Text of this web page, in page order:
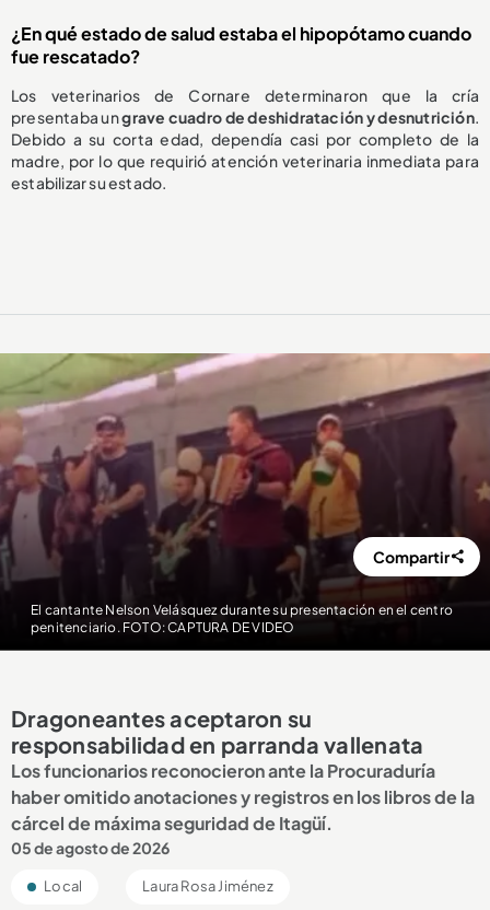
¿En qué estado de salud estaba el hipopótamo cuando
fue rescatado?
Los veterinarios de Cornare determinaron que la cría
presentaba ungrave cuadro de deshidratación y desnutrición.
Debido a su corta edad, dependía casi por completo de la
madre, por lo que requirió atención veterinaria inmediata para
estabilizar su estado.
El cantante Nelson Velásquez durante su presentación en el centro
penitenciario. FOTO: CAPTURA DE VIDEO
Compartir
Dragoneantes aceptaron su
responsabilidad en parranda vallenata
Los funcionarios reconocieron ante la Procuraduría
haber omitido anotaciones y registros en los libros de la
cárcel de máxima seguridad de Itagüí.
05 de agosto de 2026
Local Laura Rosa Jiménez